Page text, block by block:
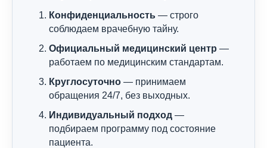
Конфиденциальность — строго
соблюдаем врачебную тайну.
Официальный медицинский центр —
работаем по медицинским стандартам.
Круглосуточно — принимаем
обращения 24/7, без выходных.
Индивидуальный подход —
подбираем программу под состояние
пациента.